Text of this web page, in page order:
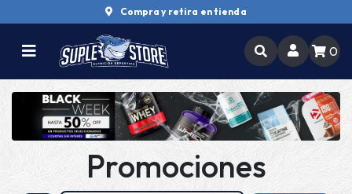
Compra y retira en tienda
0
Promociones